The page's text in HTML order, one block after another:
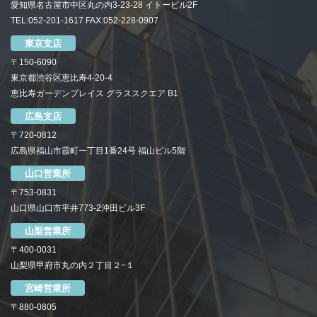
愛知県名古屋市中区丸の内3-23-28 イトービル2F
TEL:052-201-1617 FAX:052-228-0907
東京支店
〒150-6090
東京都渋谷区恵比寿4-20-4
恵比寿ガーデンプレイス グラススクエア B1
広島支店
〒720-0812
広島県福山市霞町一丁目1番24号 福山ビル5階
山口営業所
〒753-0831
山口県山口市平井773-2沖田ビル3F
山梨営業所
〒400-0031
山梨県甲府市丸の内２丁目２−１
宮崎営業所
〒880-0805